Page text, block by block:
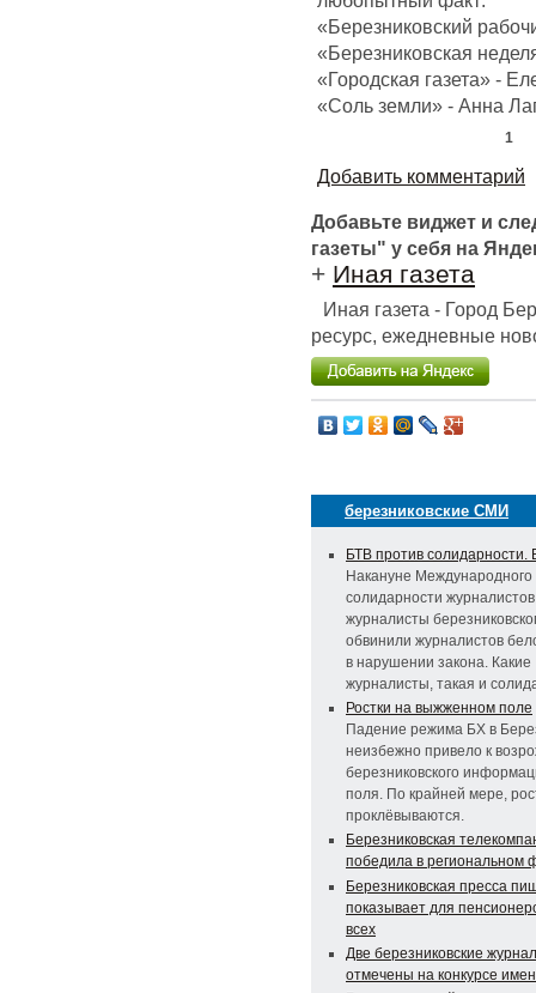
«Березниковский
«Березниковская
«Городская газета» -
«Соль земли» - Анна
1
Добавить комментарий
Добавьте виджет и
газеты" у себя на
+ Иная газета
Иная газета - Город
ресурс, ежедневные
березниковские СМИ
БТВ против солидарности.
Накануне Международного
солидарности журналистов
журналисты
обвинили журналистов
в нарушении закона. Какие
журналисты, такая и
Ростки на выжженном поле
Падение режима БХ в
неизбежно привело к
березниковского
поля. По крайней мере,
проклёвываются.
Березниковская
победила в региональном
Березниковская пресса
показывает для
всех
Две березниковские
отмечены на конкурсе